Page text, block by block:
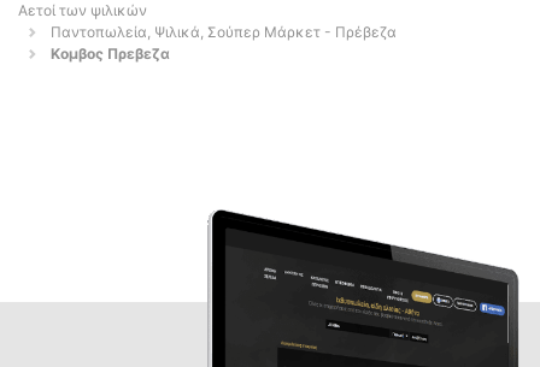
Αετοί των ψιλικών
Παντοπωλεία, Ψιλικά, Σούπερ Μάρκετ - Πρέβεζα
Κομβος Πρεβεζα